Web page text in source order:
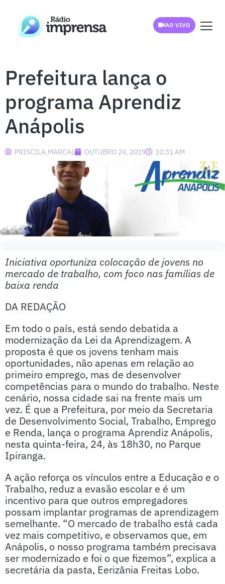
AO VIVO
Prefeitura lança o
programa Aprendiz
Anápolis
PRISCILA.MARCAL OUTUBRO 24, 2019 10:31 AM
Iniciativa oportuniza colocação de jovens no
mercado de trabalho, com foco nas famílias de
baixa renda
DA REDAÇÃO
Em todo o país, está sendo debatida a
modernização da Lei da Aprendizagem. A
proposta é que os jovens tenham mais
oportunidades, não apenas em relação ao
primeiro emprego, mas de desenvolver
competências para o mundo do trabalho. Neste
cenário, nossa cidade sai na frente mais um
vez. É que a Prefeitura, por meio da Secretaria
de Desenvolvimento Social, Trabalho, Emprego
e Renda, lança o programa Aprendiz Anápolis,
nesta quinta-feira, 24, às 18h30, no Parque
Ipiranga.
A ação reforça os vínculos entre a Educação e o
Trabalho, reduz a evasão escolar e é um
incentivo para que outros empregadores
possam implantar programas de aprendizagem
semelhante. “O mercado de trabalho está cada
vez mais competitivo, e observamos que, em
Anápolis, o nosso programa também precisava
ser modernizado e foi o que fizemos”, explica a
secretária da pasta, Eerizânia Freitas Lobo.